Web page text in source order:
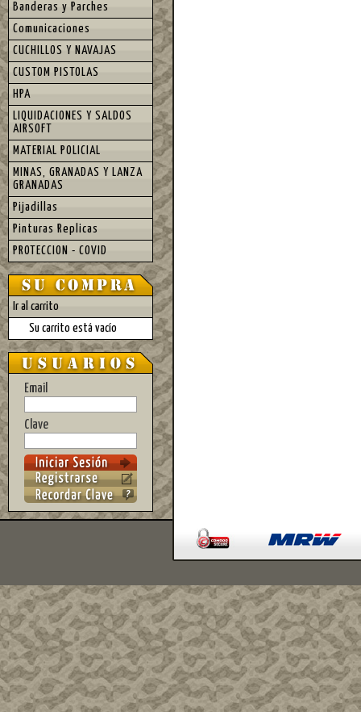
Banderas y Parches
Comunicaciones
CUCHILLOS Y NAVAJAS
CUSTOM PISTOLAS
HPA
LIQUIDACIONES Y SALDOS
AIRSOFT
MATERIAL POLICIAL
MINAS, GRANADAS Y LANZA
GRANADAS
Pijadillas
Pinturas Replicas
PROTECCION - COVID
Ir al carrito
Su carrito está vacío
Email
Clave